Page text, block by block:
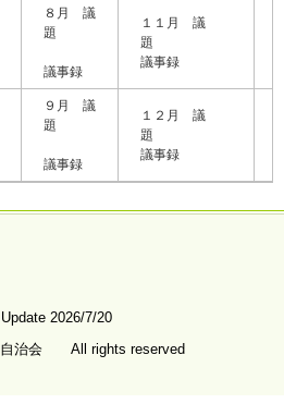
８月 議
題
議事録
１１月 議
題
議事録
９月 議
題
議事録
１２月 議
題
議事録
2026/7/20
自治会 All rights reserved